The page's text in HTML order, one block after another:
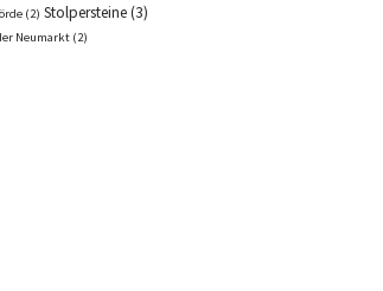
(2) Stolpersteine(3)
Neumarkt (2)